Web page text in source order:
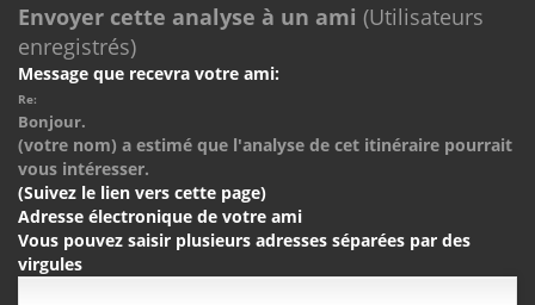
Envoyer cette analyse à un ami (Utilisateurs
enregistrés)
Message que recevra votre ami:
Re:
Bonjour.
(votre nom) a estimé que l'analyse de cet itinéraire pourrait
vous intéresser.
(Suivez le lien vers cette page)
Adresse électronique de votre ami
Vous pouvez saisir plusieurs adresses séparées par des
virgules